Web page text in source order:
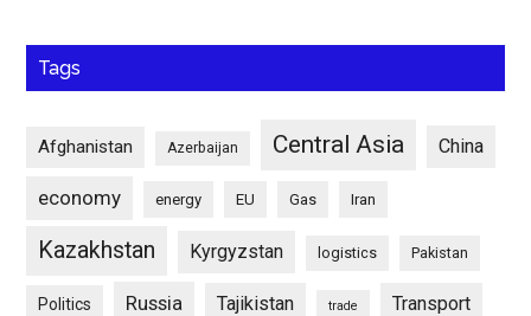
Tags
Afghanistan Azerbaijan Central Asia China
economy energy EU Gas Iran
Kazakhstan Kyrgyzstan logistics Pakistan
Politics Russia Tajikistan trade Transport